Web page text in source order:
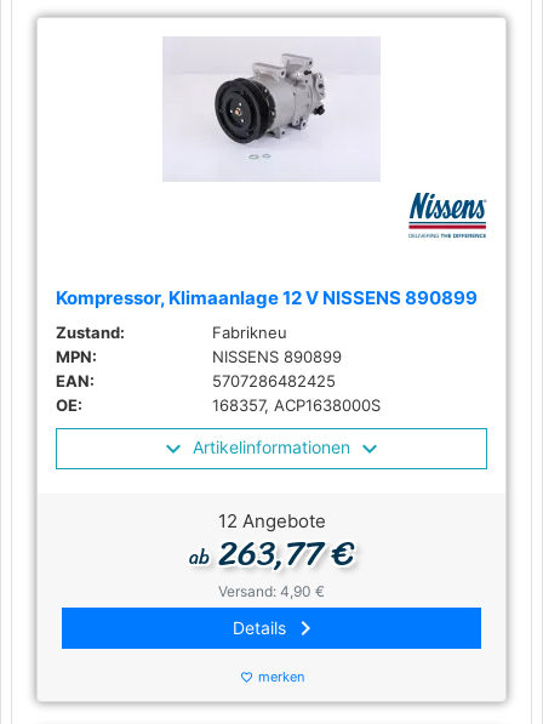
Kompressor, Klimaanlage 12 V NISSENS 890899
Zustand:
Fabrikneu
MPN:
NISSENS 890899
EAN:
5707286482425
OE:
168357, ACP1638000S
Artikelinformationen
12 Angebote
ab263,77 €
Versand: 4,90 €
Details keyboard_arrow_right
favorite_border merken